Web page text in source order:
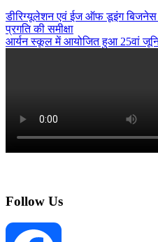
Post
navigation
डीरिग्यूलेशन एवं ईज ऑफ डूइंग बिजनेस
प्रगति की समीक्षा
आर्यन स्कूल में आयोजित हुआ 25वां
Follow Us